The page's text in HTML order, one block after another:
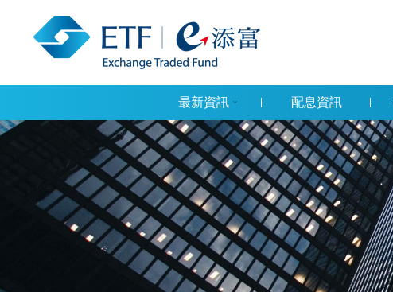
最新資訊 配息資訊